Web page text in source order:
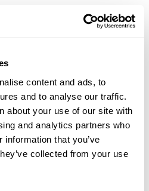
content and ads, to
and to analyse our traffic.
about your use of our site with
and analytics partners who
that you’ve
collected from your use
ancora alcuna recensione.
a inviare una recensione!
una recensione